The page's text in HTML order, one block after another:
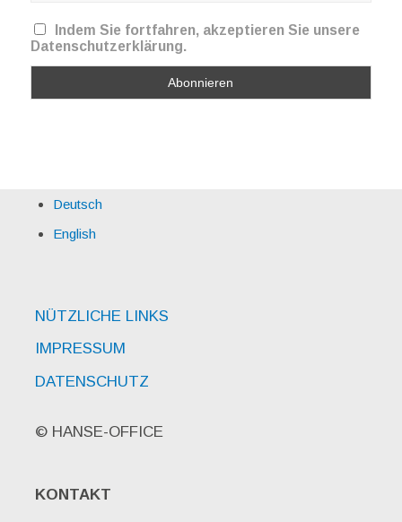
Indem Sie fortfahren, akzeptieren Sie unsere
Datenschutzerklärung.
Deutsch
English
NÜTZLICHE LINKS
IMPRESSUM
DATENSCHUTZ
© HANSE-OFFICE
KONTAKT